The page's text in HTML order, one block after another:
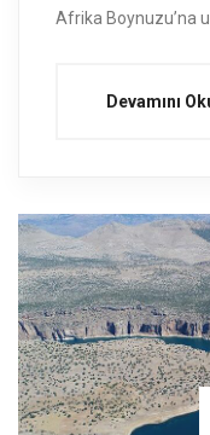
Afrika Boynuzu’na
Devamını